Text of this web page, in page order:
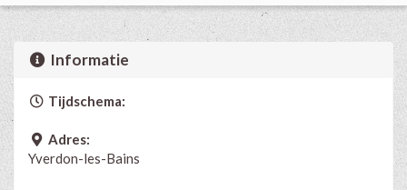
Informatie
Tijdschema:
Adres:
Yverdon-les-Bains